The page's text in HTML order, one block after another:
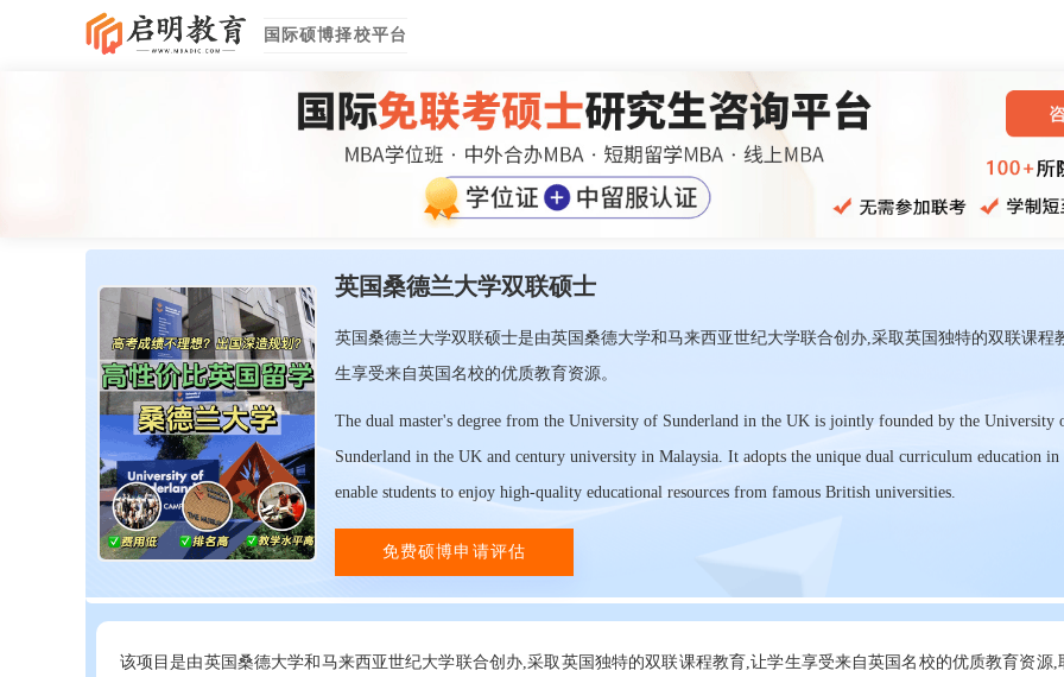
国际硕博择校平台
英国桑德兰大学双联硕士
英国桑德兰大学双联硕士是由英国桑德大学和马来西亚世纪大学联合创办,采取英国独特的双联课程
生享受来自英国名校的优质教育资源。
The dual master's degree from the University of Sunderland in the UK is jointly founded by the University
Sunderland in the UK and century university in Malaysia. It adopts the unique dual curriculum education
enable students to enjoy high-quality educational resources from famous British universities.
免费硕博申请评估
该项目是由英国桑德大学和马来西亚世纪大学联合创办,采取英国独特的双联课程教育,让学生享受来自英国名校的优质教育资源,